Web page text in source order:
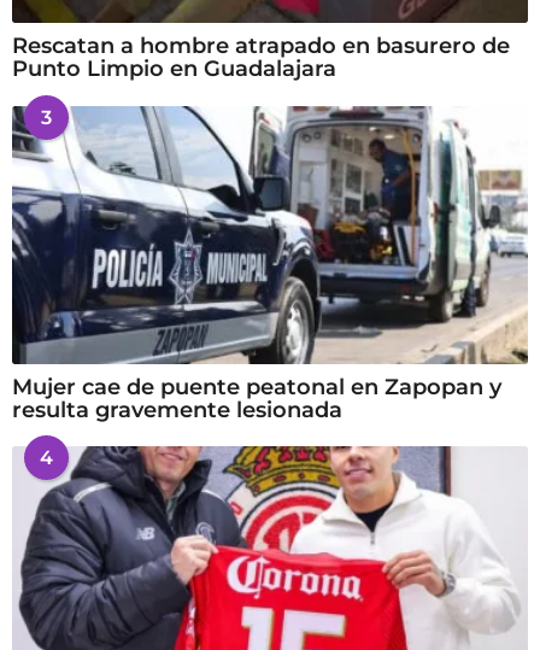
Rescatan a hombre atrapado en basurero de
Punto Limpio en Guadalajara
3
Mujer cae de puente peatonal en Zapopan y
resulta gravemente lesionada
4